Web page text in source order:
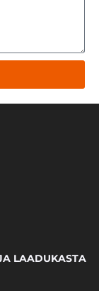
LAADUKASTA